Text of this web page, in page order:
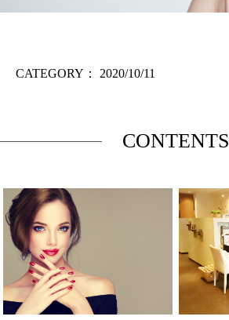
CATEGORY： 2020/10/11
CONTENTS